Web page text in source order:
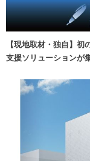
【現地取材・独自】
支援ソリューションが